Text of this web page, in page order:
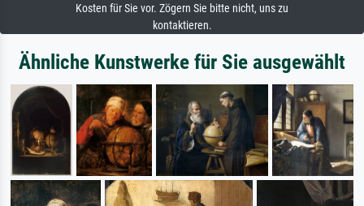
Kosten für Sie vor. Zögern Sie bitte nicht, uns zu
kontaktieren.
Ähnliche Kunstwerke für Sie ausgewählt